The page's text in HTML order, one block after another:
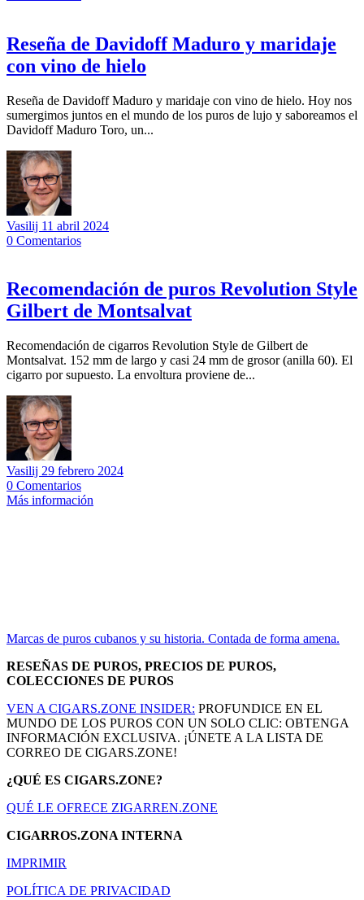
Reseña de Davidoff Maduro y maridaje
con vino de hielo
Reseña de Davidoff Maduro y maridaje con vino de hielo. Hoy nos
sumergimos juntos en el mundo de los puros de lujo y saboreamos el
Davidoff Maduro Toro, un...
Vasilij 11 abril 2024
0 Comentarios
Recomendación de puros Revolution Style
Gilbert de Montsalvat
Recomendación de cigarros Revolution Style de Gilbert de
Montsalvat. 152 mm de largo y casi 24 mm de grosor (anilla 60). El
cigarro por supuesto. La envoltura proviene de...
Vasilij 29 febrero 2024
0 Comentarios
Más información
Marcas de puros cubanos y su historia. Contada de forma amena.
RESEÑAS DE PUROS, PRECIOS DE PUROS,
COLECCIONES DE PUROS
VEN A CIGARS.ZONE INSIDER: PROFUNDICE EN EL
MUNDO DE LOS PUROS CON UN SOLO CLIC: OBTENGA
INFORMACIÓN EXCLUSIVA. ¡ÚNETE A LA LISTA DE
CORREO DE CIGARS.ZONE!
¿QUÉ ES CIGARS.ZONE?
QUÉ LE OFRECE ZIGARREN.ZONE
CIGARROS.ZONA INTERNA
IMPRIMIR
POLÍTICA DE PRIVACIDAD